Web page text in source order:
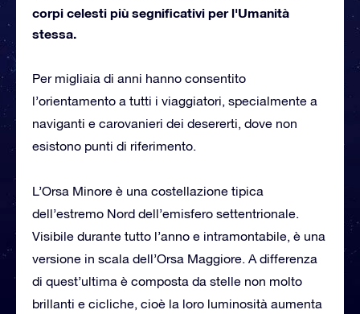
corpi celesti più segnificativi per l'Umanità
stessa.
Per migliaia di anni hanno consentito
l’orientamento a tutti i viaggiatori, specialmente a
naviganti e carovanieri dei desererti, dove non
esistono punti di riferimento.
L’Orsa Minore è una costellazione tipica
dell’estremo Nord dell’emisfero settentrionale.
Visibile durante tutto l’anno e intramontabile, è una
versione in scala dell’Orsa Maggiore. A differenza
di quest’ultima è composta da stelle non molto
brillanti e cicliche, cioè la loro luminosità aumenta